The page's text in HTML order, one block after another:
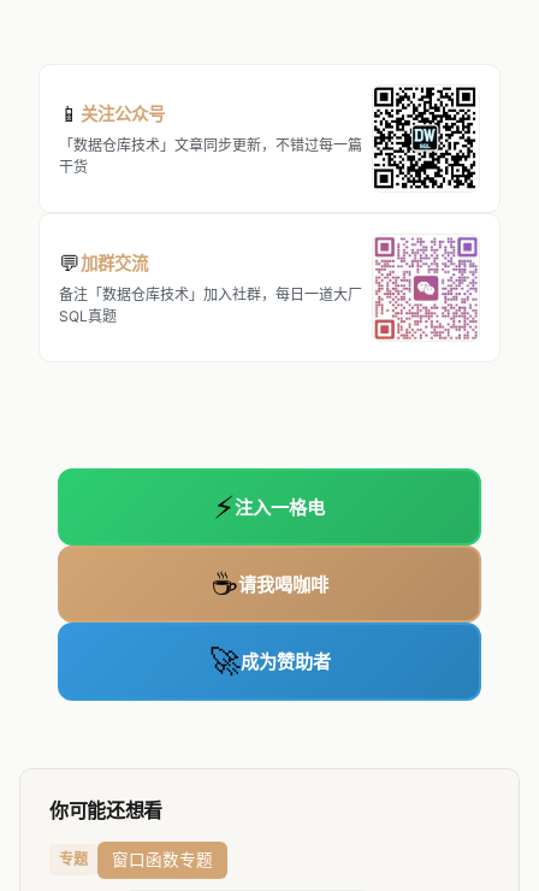
📱 关注公众号
「数据仓库技术」文章同步更新，不错过每一篇
干货
💬加群交流
备注「数据仓库技术」加入社群，每日一道大厂
SQL真题
⚡注入一格电
☕请我喝咖啡
🚀成为赞助者
你可能还想看
专题 窗口函数专题